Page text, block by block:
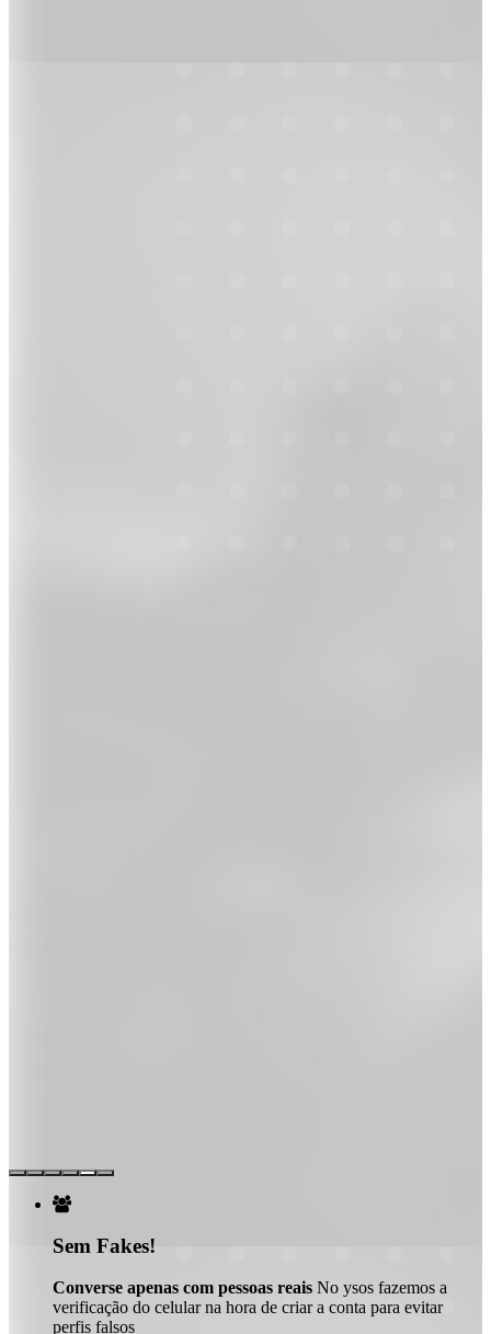

Sem Fakes!
Converse apenas com pessoas reais No ysos fazemos a
verificação do celular na hora de criar a conta para evitar
perfis falsos